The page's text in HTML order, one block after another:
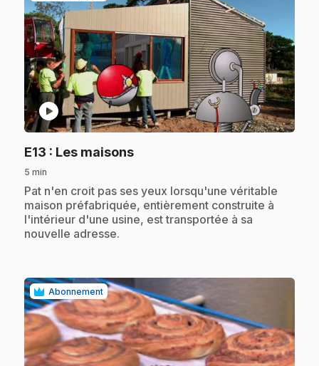
play_circle
E13 : Les maisons.
5 min
.Pat n'en croit pas ses yeux lorsqu'une véritable
maison préfabriquée, entièrement construite à
l'intérieur d'une usine, est transportée à sa
nouvelle adresse.
Abonnement